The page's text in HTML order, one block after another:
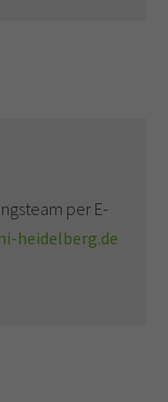
per E-
heidelberg.de